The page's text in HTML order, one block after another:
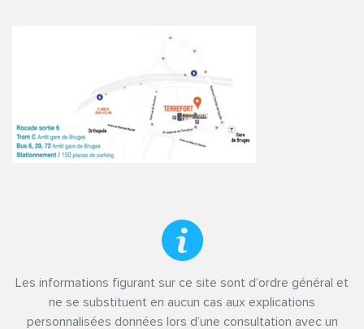
Les informations figurant sur ce site sont d’ordre général et
ne se substituent en aucun cas aux explications
personnalisées données lors d’une consultation avec un